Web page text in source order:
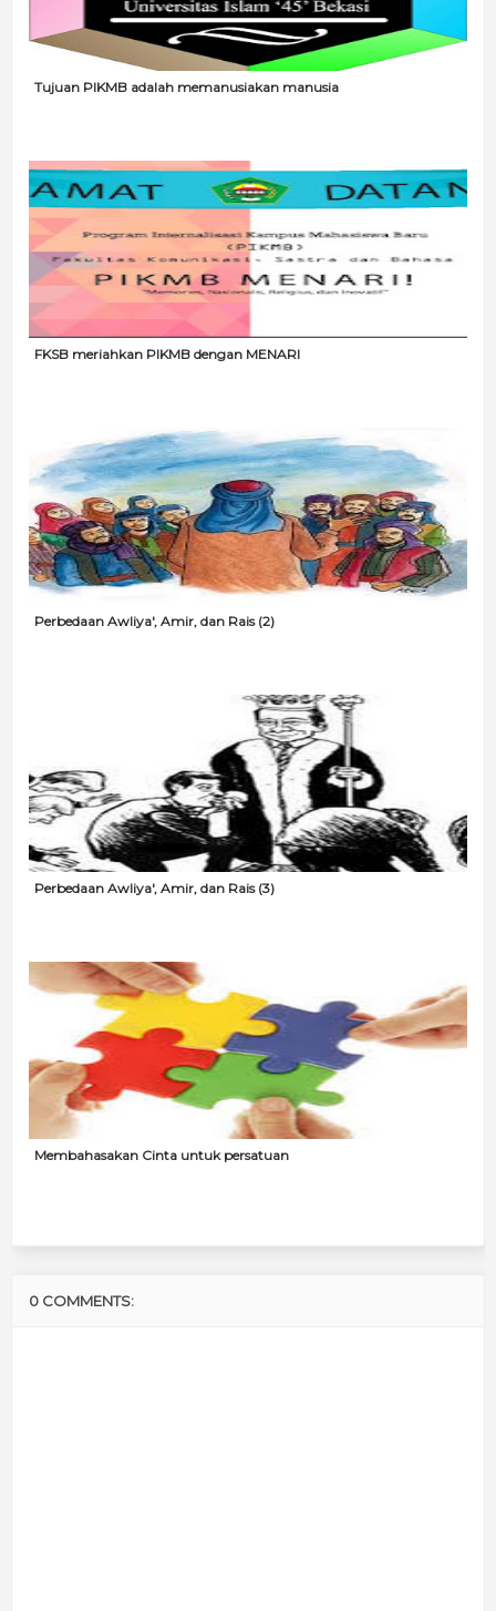
Tujuan PIKMB adalah memanusiakan manusia
FKSB meriahkan PIKMB dengan MENARI
Perbedaan Awliya', Amir, dan Rais (2)
Perbedaan Awliya', Amir, dan Rais (3)
Membahasakan Cinta untuk persatuan
0 COMMENTS: